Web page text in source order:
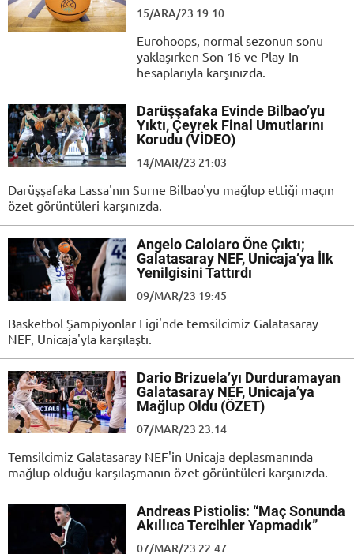
15/ARA/23 19:10
Eurohoops, normal sezonun sonu
yaklaşırken Son 16 ve Play-In
hesaplarıyla karşınızda.
Darüşşafaka Evinde Bilbao’yu
Yıktı, Çeyrek Final Umutlarını
Korudu (VİDEO)
14/MAR/23 21:03
Darüşşafaka Lassa'nın Surne Bilbao'yu mağlup ettiği maçın
özet görüntüleri karşınızda.
Angelo Caloiaro Öne Çıktı;
Galatasaray NEF, Unicaja’ya İlk
Yenilgisini Tattırdı
09/MAR/23 19:45
Basketbol Şampiyonlar Ligi'nde temsilcimiz Galatasaray
NEF, Unicaja'yla karşılaştı.
Dario Brizuela’yı Durduramayan
Galatasaray NEF, Unicaja’ya
Mağlup Oldu (ÖZET)
07/MAR/23 23:14
Temsilcimiz Galatasaray NEF'in Unicaja deplasmanında
mağlup olduğu karşılaşmanın özet görüntüleri karşınızda.
Andreas Pistiolis: “Maç Sonunda
Akıllıca Tercihler Yapmadık”
07/MAR/23 22:47